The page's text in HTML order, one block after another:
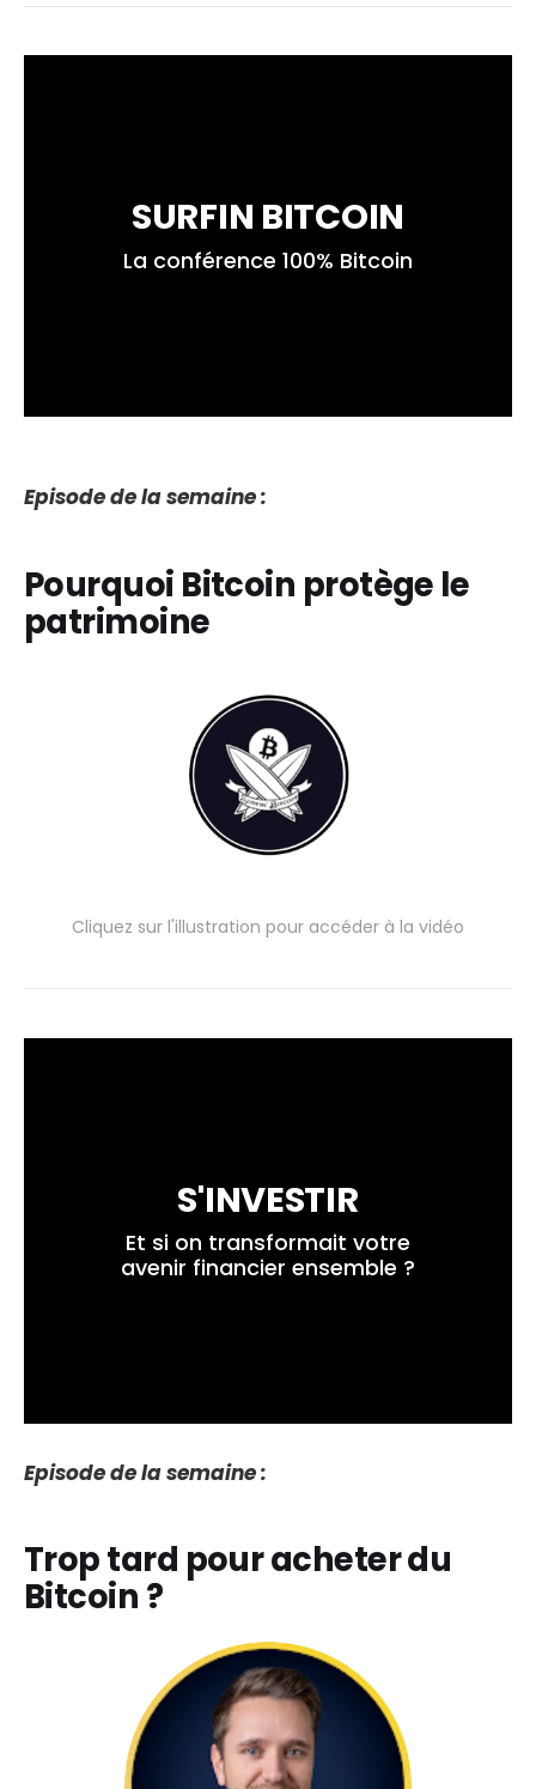
SURFIN BITCOIN
La conférence 100% Bitcoin
Episode de la semaine :
Pourquoi Bitcoin protège le
patrimoine
Cliquez sur l'illustration pour accéder à la vidéo
S'INVESTIR
avenir financier ensemble ?
Episode de la semaine :
Trop tard pour acheter du
Bitcoin ?